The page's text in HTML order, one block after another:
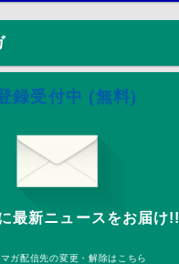
録受付中 (無料)
最新ニュースをお届け!!
ガ配信先の変更・解除はこちら